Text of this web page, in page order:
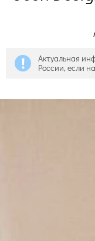
Актуальная
России, если